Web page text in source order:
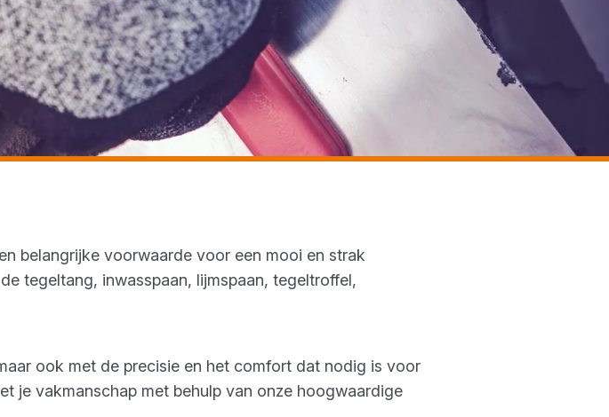
belangrijke voorwaarde voor een mooi en strak
tegeltang, inwasspaan, lijmspaan, tegeltroffel,
ook met de precisie en het comfort dat nodig is voor
je vakmanschap met behulp van onze hoogwaardige